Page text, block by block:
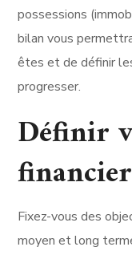
possessions
bilan vous
êtes et de définir
progresser.
Définir
Fixez-vous des
moyen et long